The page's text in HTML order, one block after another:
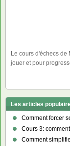
Le cours d'échecs de
jouer et pour
Les articles
Comment forcer
Cours 3:
Comment